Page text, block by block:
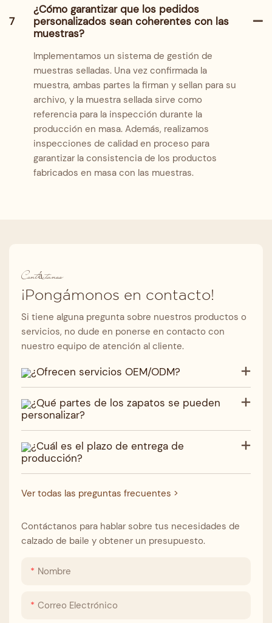
7
¿Cómo garantizar que los pedidos
personalizados sean coherentes con las
muestras?
Implementamos un sistema de gestión de
muestras selladas. Una vez confirmada la
muestra, ambas partes la firman y sellan para su
archivo, y la muestra sellada sirve como
referencia para la inspección durante la
producción en masa. Además, realizamos
inspecciones de calidad en proceso para
garantizar la consistencia de los productos
fabricados en masa con las muestras.
Contáctanos
¡Pongámonos en contacto!
Si tiene alguna pregunta sobre nuestros productos o
servicios, no dude en ponerse en contacto con
nuestro equipo de atención al cliente.
¿Ofrecen servicios OEM/ODM?
¿Qué partes de los zapatos se pueden
personalizar?
¿Cuál es el plazo de entrega de
producción?
Ver todas las preguntas frecuentes >
Contáctanos para hablar sobre tus necesidades de
calzado de baile y obtener un presupuesto.
Nombre
Correo Electrónico